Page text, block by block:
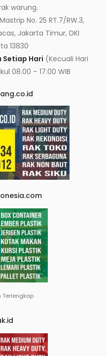
warung.
No. 25 RT.7/RW.3,
Jakarta Timur, DKI
13830
Setiap Hari (Kecuali Hari
08.00 – 17.00 WIB
Terlengkap